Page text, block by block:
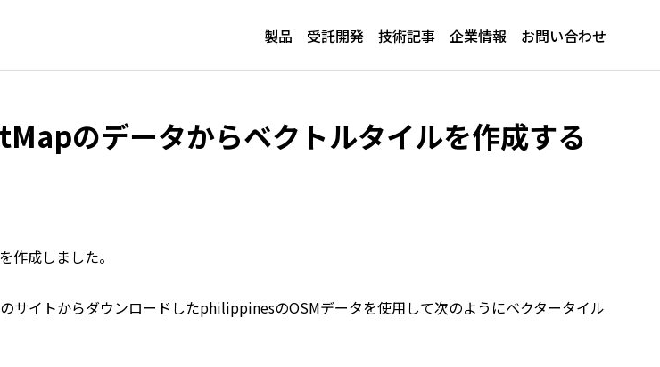
製品 受託開発 技術記事 企業情報 お問い合わせ
のデータからベクトルタイルを作成する
成しました。
サイトからダウンロードしたphilippinesのOSMデータを使用して次のようにベクタータイル